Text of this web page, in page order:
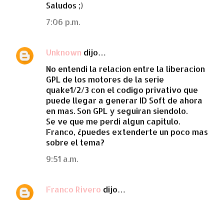
Saludos ;)
7:06 p.m.
Unknown dijo…
No entendi la relacion entre la liberacion
GPL de los motores de la serie
quake1/2/3 con el codigo privativo que
puede llegar a generar ID Soft de ahora
en mas. Son GPL y seguiran siendolo.
Se ve que me perdi algun capitulo.
Franco, ¿puedes extenderte un poco mas
sobre el tema?
9:51 a.m.
Franco Rivero dijo…